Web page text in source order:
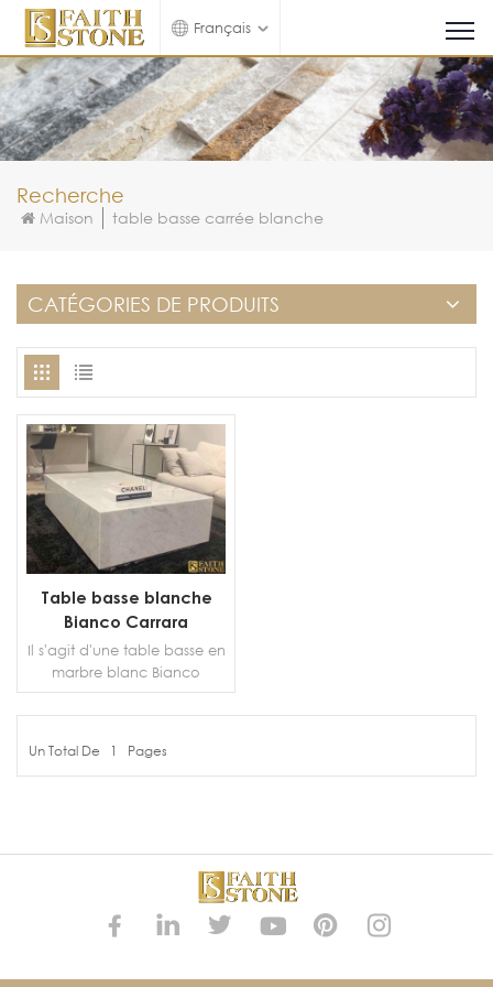
Français
Recherche
Maison table basse carrée blanche
CATÉGORIES DE PRODUITS
Table basse blanche
Bianco Carrara
Il s'agit d'une table basse en
marbre blanc Bianco
Carrarra moderne et
classique qui rehaussera
PLUS DE DÉTAILS
Un Total De 1 Pages